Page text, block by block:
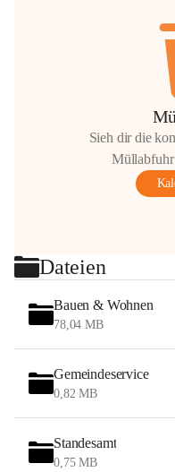
Sieh dir die
Müllabfuhr
Dateien
Bauen & Wohnen
78,04 MB
Gemeindeservice
0,82 MB
Standesamt
0,75 MB